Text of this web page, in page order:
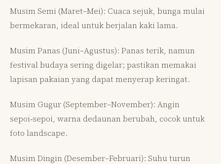
Musim Semi (Maret–Mei): Cuaca sejuk, bunga mulai
bermekaran, ideal untuk berjalan kaki lama.
Musim Panas (Juni–Agustus): Panas terik, namun
festival budaya sering digelar; pastikan memakai
lapisan pakaian yang dapat menyerap keringat.
Musim Gugur (September–November): Angin
sepoi‑sepoi, warna dedaunan berubah, cocok untuk
foto landscape.
Musim Dingin (Desember–Februari): Suhu turun